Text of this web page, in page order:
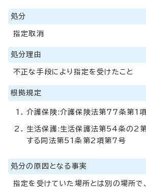
処分
指定取消
処分理由
不正な手段により指定を受けたこと
根拠規定
介護保険:介護保険法第77条第1
生活保護:生活保護法第54条の2
する同法第51条第2項第7号
処分の原因となる事実
指定を受けていた場所とは別の場所で